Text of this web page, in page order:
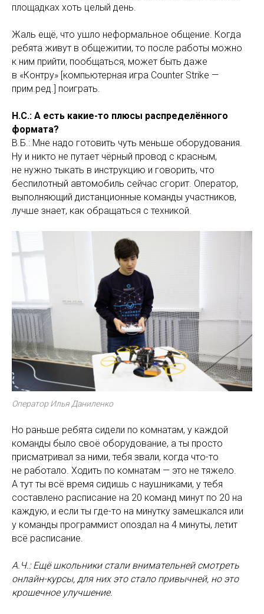
площадках хоть целый день.
Жаль ещё, что ушло неформальное общение. Когда
ребята живут в общежитии, то после работы можно
к ним прийти, пообщаться, может быть даже
в «Контру» [компьютерная игра Counter Strike —
прим.ред.] поиграть.
Н.С.: А есть какие-то плюсы распределённого
формата?
В.Б.: Мне надо готовить чуть меньше оборудования.
Ну и никто не путает чёрный провод с красным,
не нужно тыкать в инструкцию и говорить, что
беспилотный автомобиль сейчас сгорит. Оператор,
выполняющий дистанционные команды участников,
лучше знает, как обращаться с техникой.
Оператор Илья Даниленко
Но раньше ребята сидели по комнатам, у каждой
команды было своё оборудование, а ты просто
присматривал за ними, тебя звали, когда что-то
не работало. Ходить по комнатам — это не тяжело.
А тут ты всё время сидишь с наушниками, у тебя
составлено расписание на 20 команд минут по 20 на
каждую, и если ты где-то на минутку замешкался или
у команды программист опоздал на 4 минуты, летит
всё расписание.
А.Ч.: Ещё школьники стали внимательней смотреть
онлайн-курсы, для них это стало привычней, но это
крошечное улучшение.